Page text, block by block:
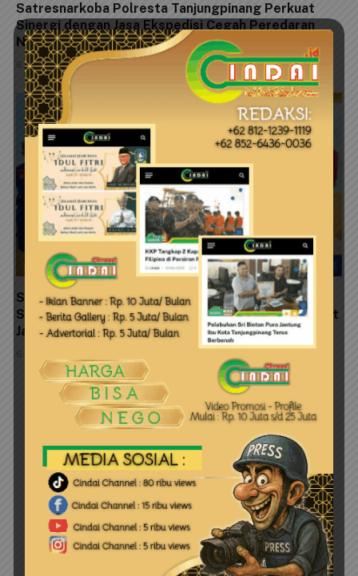
Satresnarkoba Polresta Tanjungpinang Perkuat
Sinergi dengan Jasa Ekspedisi Cegah Peredaran
Narkoba
6 Agustus 2026
Satpolairud Polresta Tanjungpinang Pasang
Spanduk Himbauan Kebersihan dan Ajak Masyarakat
Jaga Kelestarian Pulau Penyengat
6 Agustus 2026